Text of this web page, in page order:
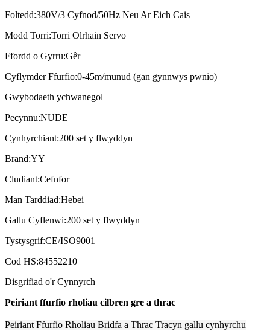
Foltedd:380V/3 Cyfnod/50Hz Neu Ar Eich Cais
Modd Torri:Torri Olrhain Servo
Ffordd o Gyrru:Gêr
Cyflymder Ffurfio:0-45m/munud (gan gynnwys pwnio)
Gwybodaeth ychwanegol
Pecynnu:NUDE
Cynhyrchiant:200 set y flwyddyn
Brand:YY
Cludiant:Cefnfor
Man Tarddiad:Hebei
Gallu Cyflenwi:200 set y flwyddyn
Tystysgrif:CE/ISO9001
Cod HS:84552210
Disgrifiad o'r Cynnyrch
Peiriant ffurfio rholiau cilbren gre a thrac
Peiriant Ffurfio Rholiau Bridfa a Thrac Tracyn gallu cynhyrchu